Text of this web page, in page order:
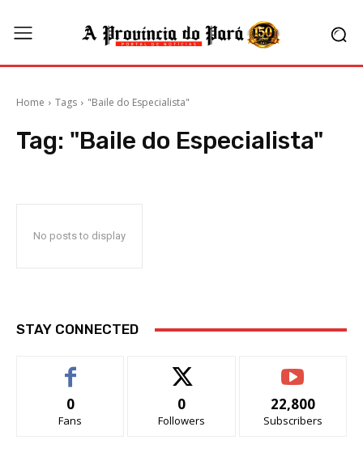
Home Tags "Baile do Especialista"
Tag: "Baile do Especialista"
No posts to display
STAY CONNECTED
0
Fans
0
Followers
22,800
Subscribers